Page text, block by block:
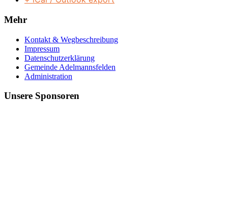
Mehr
Kontakt & Wegbeschreibung
Impressum
Datenschutzerklärung
Gemeinde Adelmannsfelden
Administration
Unsere Sponsoren